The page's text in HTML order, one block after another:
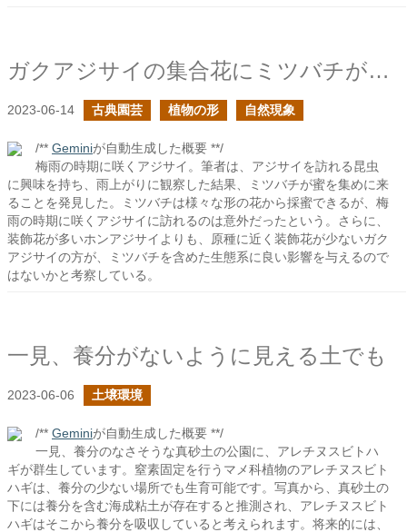
ガクアジサイの集合花にミツバチがやってきた
2023-06-14 古典園芸 植物の形 自然現象
/** Geminiが自動生成した概要 **/
梅雨の時期に咲くアジサイ。筆者は、アジサイを訪れる昆虫
に興味を持ち、雨上がりに観察した結果、ミツバチが蜜を集めに来
ることを発見した。ミツバチは様々な形の花から採蜜できるが、梅
雨の時期に咲くアジサイに訪れるのは意外だったという。さらに、
装飾花が多いホンアジサイよりも、原種に近く装飾花が少ないガク
アジサイの方が、ミツバチを含めた生態系に良い影響を与えるので
はないかと考察している。
一見、養分がないように見える土でも
2023-06-06 土壌環境
/** Geminiが自動生成した概要 **/
一見、養分のなさそうな真砂土の公園に、アレチヌスビトハ
ギが群生しています。窒素固定を行うマメ科植物のアレチヌスビト
ハギは、養分の少ない場所でも生育可能です。写真から、真砂土の
下には養分を含む海成粘土が存在すると推測され、アレチヌスビト
ハギはそこから養分を吸収していると考えられます。将来的には、